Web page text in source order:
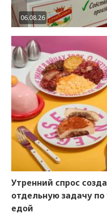
06.08.26
Утренний спрос
отдельную задачу
едой